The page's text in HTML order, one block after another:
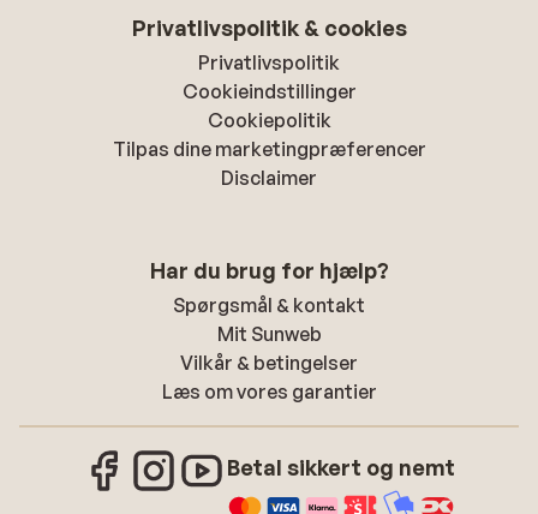
Privatlivspolitik & cookies
Privatlivspolitik
Cookieindstillinger
Cookiepolitik
Tilpas dine marketingpræferencer
Disclaimer
Har du brug for hjælp?
Spørgsmål & kontakt
Mit Sunweb
Vilkår & betingelser
Læs om vores garantier
Betal sikkert og nemt